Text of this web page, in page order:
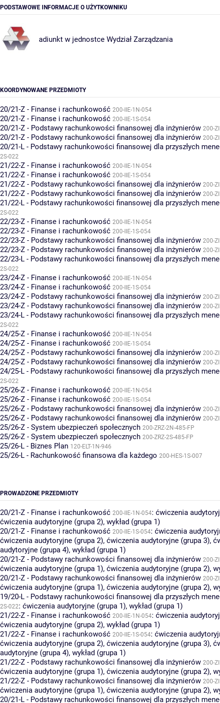
PODSTAWOWE INFORMACJE O UŻYTKOWNIKU
adiunkt w jednostce Wydział Zarządzania
KOORDYNOWANE PRZEDMIOTY
20/21-Z - Finanse i rachunkowość 200-IIE-1N-054
20/21-Z - Finanse i rachunkowość 200-IIE-1S-054
20/21-Z - Podstawy rachunkowości finansowej dla inżynierów 200-
20/21-Z - Podstawy rachunkowości finansowej dla inżynierów 200-
20/21-L - Podstawy rachunkowości finansowej dla przyszłych
2S-022
21/22-Z - Finanse i rachunkowość 200-IIE-1N-054
21/22-Z - Finanse i rachunkowość 200-IIE-1S-054
21/22-Z - Podstawy rachunkowości finansowej dla inżynierów 200-
21/22-Z - Podstawy rachunkowości finansowej dla inżynierów 200-
21/22-L - Podstawy rachunkowości finansowej dla przyszłych
2S-022
22/23-Z - Finanse i rachunkowość 200-IIE-1N-054
22/23-Z - Finanse i rachunkowość 200-IIE-1S-054
22/23-Z - Podstawy rachunkowości finansowej dla inżynierów 200-
22/23-Z - Podstawy rachunkowości finansowej dla inżynierów 200-
22/23-L - Podstawy rachunkowości finansowej dla przyszłych
2S-022
23/24-Z - Finanse i rachunkowość 200-IIE-1N-054
23/24-Z - Finanse i rachunkowość 200-IIE-1S-054
23/24-Z - Podstawy rachunkowości finansowej dla inżynierów 200-
23/24-Z - Podstawy rachunkowości finansowej dla inżynierów 200-
23/24-L - Podstawy rachunkowości finansowej dla przyszłych
2S-022
24/25-Z - Finanse i rachunkowość 200-IIE-1N-054
24/25-Z - Finanse i rachunkowość 200-IIE-1S-054
24/25-Z - Podstawy rachunkowości finansowej dla inżynierów 200-
24/25-Z - Podstawy rachunkowości finansowej dla inżynierów 200-
24/25-L - Podstawy rachunkowości finansowej dla przyszłych
2S-022
25/26-Z - Finanse i rachunkowość 200-IIE-1N-054
25/26-Z - Finanse i rachunkowość 200-IIE-1S-054
25/26-Z - Podstawy rachunkowości finansowej dla inżynierów 200-
25/26-Z - Podstawy rachunkowości finansowej dla inżynierów 200-
25/26-Z - System ubezpieczeń społecznych 200-ZRZ-2N-485-FP
25/26-Z - System ubezpieczeń społecznych 200-ZRZ-2S-485-FP
25/26-L - Biznes Plan 120-ELT-1N-946
25/26-L - Rachunkowość finansowa dla każdego 200-HES-1S-007
PROWADZONE PRZEDMIOTY
20/21-Z - Finanse i rachunkowość 200-IIE-1N-054: ćwiczenia
ćwiczenia audytoryjne (grupa 2), wykład (grupa 1)
20/21-Z - Finanse i rachunkowość 200-IIE-1S-054: ćwiczenia
ćwiczenia audytoryjne (grupa 2), ćwiczenia audytoryjne (grupa 3),
audytoryjne (grupa 4), wykład (grupa 1)
20/21-Z - Podstawy rachunkowości finansowej dla inżynierów 200-
ćwiczenia audytoryjne (grupa 1), ćwiczenia audytoryjne (grupa 2),
20/21-Z - Podstawy rachunkowości finansowej dla inżynierów 200-
ćwiczenia audytoryjne (grupa 1), ćwiczenia audytoryjne (grupa 2),
19/20-L - Podstawy rachunkowości finansowej dla przyszłych
2S-022: ćwiczenia audytoryjne (grupa 1), wykład (grupa 1)
21/22-Z - Finanse i rachunkowość 200-IIE-1N-054: ćwiczenia
ćwiczenia audytoryjne (grupa 2), wykład (grupa 1)
21/22-Z - Finanse i rachunkowość 200-IIE-1S-054: ćwiczenia
ćwiczenia audytoryjne (grupa 2), ćwiczenia audytoryjne (grupa 3),
audytoryjne (grupa 4), wykład (grupa 1)
21/22-Z - Podstawy rachunkowości finansowej dla inżynierów 200-
ćwiczenia audytoryjne (grupa 1), ćwiczenia audytoryjne (grupa 2),
21/22-Z - Podstawy rachunkowości finansowej dla inżynierów 200-
ćwiczenia audytoryjne (grupa 1), ćwiczenia audytoryjne (grupa 2),
20/21-L - Podstawy rachunkowości finansowej dla przyszłych